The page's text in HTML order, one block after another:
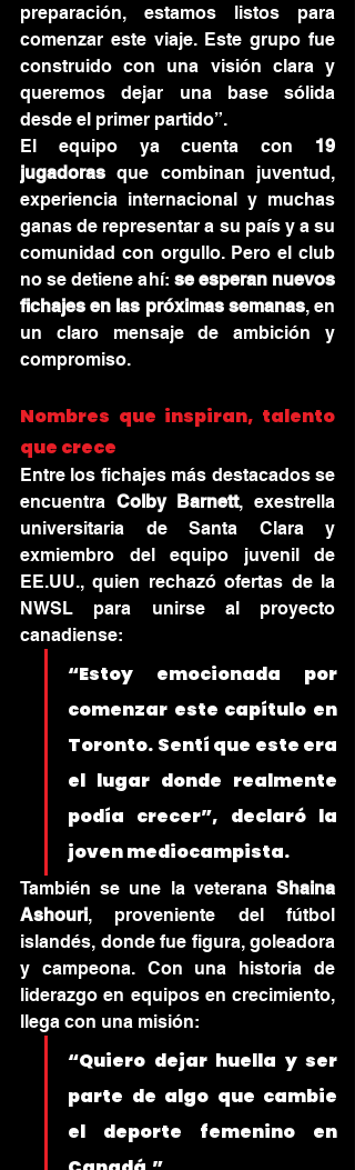
preparación, estamos listos para
comenzar este viaje. Este grupo fue
construido con una visión clara y
queremos dejar una base sólida
desde el primer partido”.
El equipo ya cuenta con 19
jugadoras que combinan juventud,
experiencia internacional y muchas
ganas de representar a su país y a su
comunidad con orgullo. Pero el club
no se detiene ahí: se esperan nuevos
fichajes en las próximas semanas, en
un claro mensaje de ambición y
compromiso.
Nombres que inspiran, talento
que crece
Entre los fichajes más destacados se
encuentra Colby Barnett, exestrella
universitaria de Santa Clara y
exmiembro del equipo juvenil de
EE.UU., quien rechazó ofertas de la
NWSL para unirse al proyecto
canadiense:
“Estoy emocionada por
comenzar este capítulo en
Toronto. Sentí que este era
el lugar donde realmente
podía crecer”, declaró la
joven mediocampista.
También se une la veterana Shaina
Ashouri, proveniente del fútbol
islandés, donde fue figura, goleadora
y campeona. Con una historia de
liderazgo en equipos en crecimiento,
llega con una misión:
“Quiero dejar huella y ser
parte de algo que cambie
el deporte femenino en